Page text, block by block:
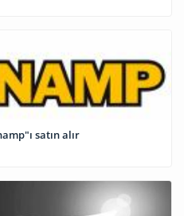
satın alır